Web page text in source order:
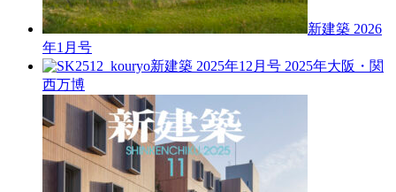
新建築 2026
年1月号
新建築 2025年12月号 2025年大阪・関
西万博